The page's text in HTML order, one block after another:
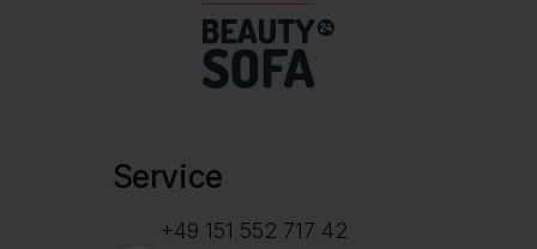
Service
+49 151 552 717 42